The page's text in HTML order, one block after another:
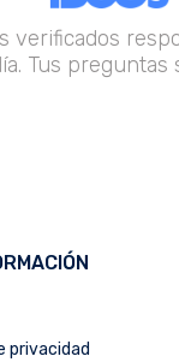
verificados
Tus preguntas
privacidad